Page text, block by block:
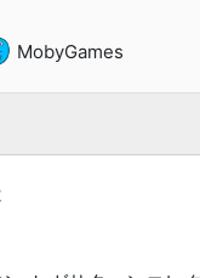
MobyGames